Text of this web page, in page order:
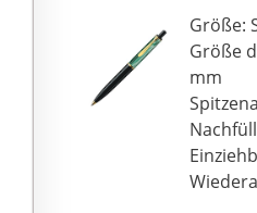
Mit
Und
Mine
Farbe:
Edel,
Größe:
Größe
mm